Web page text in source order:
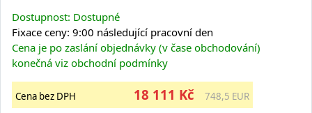
Dostupnost: Dostupné
Fixace ceny: 9:00 následující pracovní den
Cena je po zaslání objednávky (v čase obchodování)
konečná viz obchodní podmínky
Cena bez DPH 18 111 Kč
748,5 EUR